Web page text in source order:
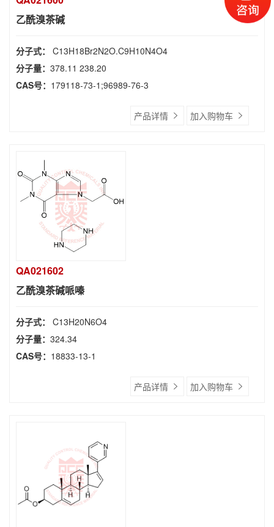
乙酰溴茶碱
分子式： C13H18Br2N2O.C9H10N4O4
分子量： 378.11 238.20
CAS号： 179118-73-1;96989-76-3
产品详情 加入购物车
QA021602
乙酰溴茶碱哌嗪
分子式： C13H20N6O4
分子量： 324.34
CAS号： 18833-13-1
产品详情 加入购物车